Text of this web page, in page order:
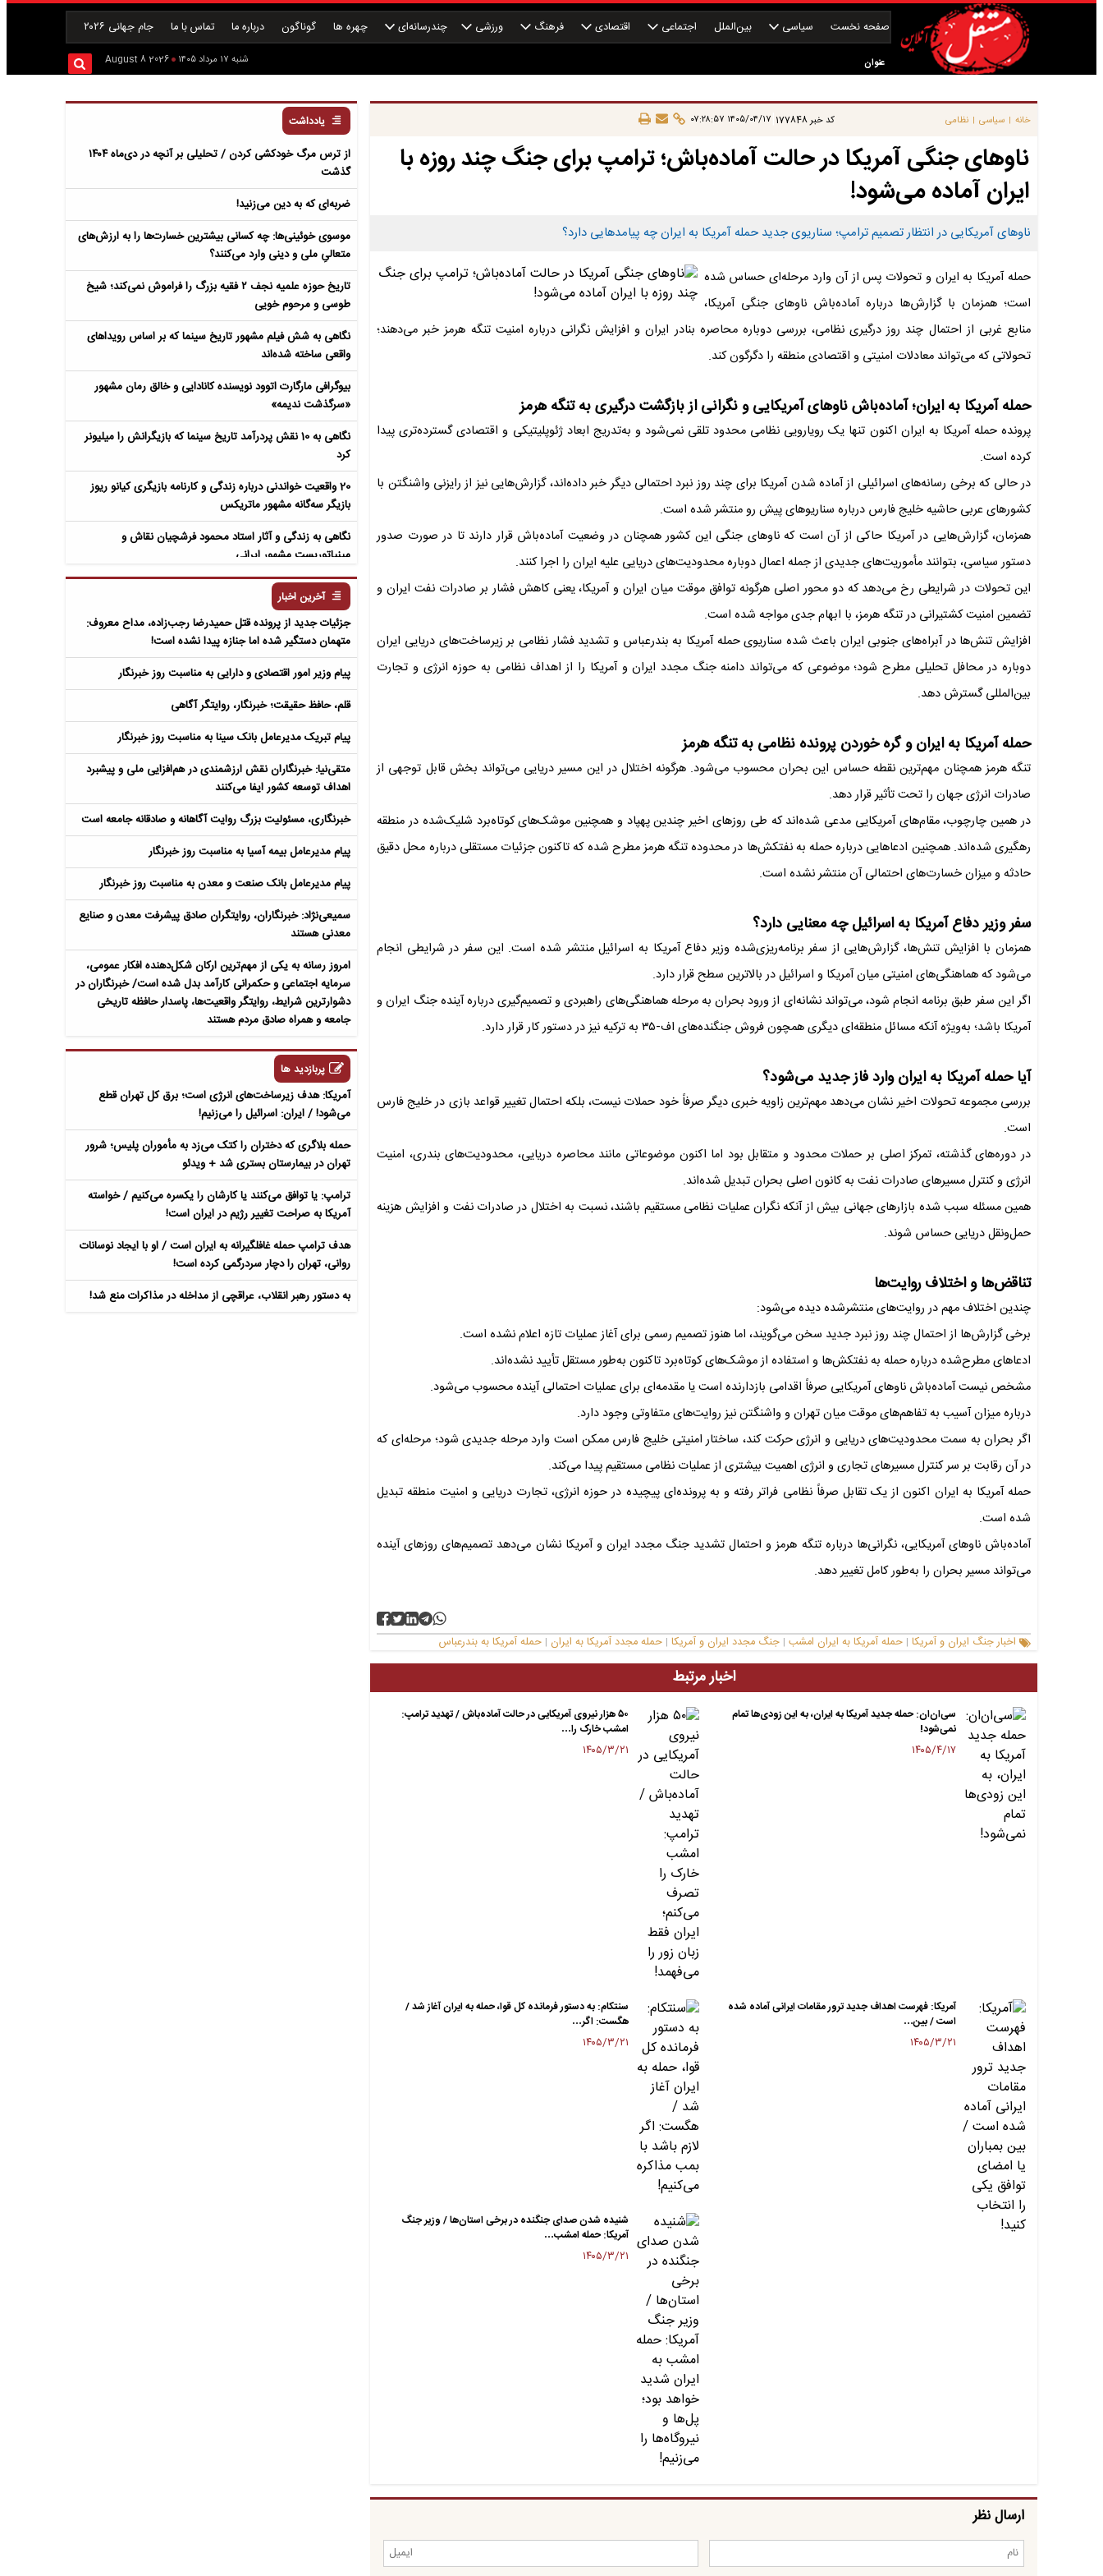
صفحه نخست سیاسی بین‌الملل اجتماعی اقتصادی فرهنگ ورزشی چندرسانه‌ای چهره ها گوناگون درباره ما تماس با ما جام جهانی ۲۰۲۶
عنوان شنبه ۱۷ مرداد ۱۴۰۵ 2026 August 8
خانه | سیاسی | نظامی کد خبر177848 ۱۴۰۵/۰۴/۱۷ ۰۷:۲۸:۵۷
ناوهای جنگی آمریکا در حالت آماده‌باش؛ ترامپ برای جنگ چند روزه با
ایران آماده می‌شود!
ناوهای آمریکایی در انتظار تصمیم ترامپ؛ سناریوی جدید حمله آمریکا به ایران چه پیامدهایی دارد؟
حمله آمریکا به ایران و تحولات پس از آن وارد مرحله‌ای حساس شده
است؛ همزمان با گزارش‌ها درباره آماده‌باش ناوهای جنگی آمریکا،
منابع غربی از احتمال چند روز درگیری نظامی، بررسی دوباره محاصره بنادر ایران و افزایش نگرانی درباره امنیت تنگه هرمز خبر می‌دهند؛
تحولاتی که می‌تواند معادلات امنیتی و اقتصادی منطقه را دگرگون کند.
حمله آمریکا به ایران؛ آماده‌باش ناوهای آمریکایی و نگرانی از بازگشت درگیری به تنگه هرمز
پرونده حمله آمریکا به ایران اکنون تنها یک رویارویی نظامی محدود تلقی نمی‌شود و به‌تدریج ابعاد ژئوپلیتیکی و اقتصادی گسترده‌تری پیدا
کرده است.
در حالی که برخی رسانه‌های اسرائیلی از آماده شدن آمریکا برای چند روز نبرد احتمالی دیگر خبر داده‌اند، گزارش‌هایی نیز از رایزنی واشنگتن با
کشورهای عربی حاشیه خلیج فارس درباره سناریوهای پیش رو منتشر شده است.
همزمان، گزارش‌هایی در آمریکا حاکی از آن است که ناوهای جنگی این کشور همچنان در وضعیت آماده‌باش قرار دارند تا در صورت صدور
دستور سیاسی، بتوانند مأموریت‌های جدیدی از جمله اعمال دوباره محدودیت‌های دریایی علیه ایران را اجرا کنند.
این تحولات در شرایطی رخ می‌دهد که دو محور اصلی هرگونه توافق موقت میان ایران و آمریکا، یعنی کاهش فشار بر صادرات نفت ایران و
تضمین امنیت کشتیرانی در تنگه هرمز، با ابهام جدی مواجه شده است.
افزایش تنش‌ها در آبراه‌های جنوبی ایران باعث شده سناریوی حمله آمریکا به بندرعباس و تشدید فشار نظامی بر زیرساخت‌های دریایی ایران
دوباره در محافل تحلیلی مطرح شود؛ موضوعی که می‌تواند دامنه جنگ مجدد ایران و آمریکا را از اهداف نظامی به حوزه انرژی و تجارت
بین‌المللی گسترش دهد.
حمله آمریکا به ایران و گره خوردن پرونده نظامی به تنگه هرمز
تنگه هرمز همچنان مهم‌ترین نقطه حساس این بحران محسوب می‌شود. هرگونه اختلال در این مسیر دریایی می‌تواند بخش قابل توجهی از
صادرات انرژی جهان را تحت تأثیر قرار دهد.
در همین چارچوب، مقام‌های آمریکایی مدعی شده‌اند که طی روزهای اخیر چندین پهپاد و همچنین موشک‌های کوتاه‌برد شلیک‌شده در منطقه
رهگیری شده‌اند. همچنین ادعاهایی درباره حمله به نفتکش‌ها در محدوده تنگه هرمز مطرح شده که تاکنون جزئیات مستقلی درباره محل دقیق
حادثه و میزان خسارت‌های احتمالی آن منتشر نشده است.
سفر وزیر دفاع آمریکا به اسرائیل چه معنایی دارد؟
همزمان با افزایش تنش‌ها، گزارش‌هایی از سفر برنامه‌ریزی‌شده وزیر دفاع آمریکا به اسرائیل منتشر شده است. این سفر در شرایطی انجام
می‌شود که هماهنگی‌های امنیتی میان آمریکا و اسرائیل در بالاترین سطح قرار دارد.
اگر این سفر طبق برنامه انجام شود، می‌تواند نشانه‌ای از ورود بحران به مرحله هماهنگی‌های راهبردی و تصمیم‌گیری درباره آینده جنگ ایران و
آمریکا باشد؛ به‌ویژه آنکه مسائل منطقه‌ای دیگری همچون فروش جنگنده‌های اف-۳۵ به ترکیه نیز در دستور کار قرار دارد.
آیا حمله آمریکا به ایران وارد فاز جدید می‌شود؟
بررسی مجموعه تحولات اخیر نشان می‌دهد مهم‌ترین زاویه خبری دیگر صرفاً خود حملات نیست، بلکه احتمال تغییر قواعد بازی در خلیج فارس
است.
در دوره‌های گذشته، تمرکز اصلی بر حملات محدود و متقابل بود اما اکنون موضوعاتی مانند محاصره دریایی، محدودیت‌های بندری، امنیت
انرژی و کنترل مسیرهای صادرات نفت به کانون اصلی بحران تبدیل شده‌اند.
همین مسئله سبب شده بازارهای جهانی بیش از آنکه نگران عملیات نظامی مستقیم باشند، نسبت به اختلال در صادرات نفت و افزایش هزینه
حمل‌ونقل دریایی حساس شوند.
تناقض‌ها و اختلاف روایت‌ها
چندین اختلاف مهم در روایت‌های منتشرشده دیده می‌شود:
برخی گزارش‌ها از احتمال چند روز نبرد جدید سخن می‌گویند، اما هنوز تصمیم رسمی برای آغاز عملیات تازه اعلام نشده است.
ادعاهای مطرح‌شده درباره حمله به نفتکش‌ها و استفاده از موشک‌های کوتاه‌برد تاکنون به‌طور مستقل تأیید نشده‌اند.
مشخص نیست آماده‌باش ناوهای آمریکایی صرفاً اقدامی بازدارنده است یا مقدمه‌ای برای عملیات احتمالی آینده محسوب می‌شود.
درباره میزان آسیب به تفاهم‌های موقت میان تهران و واشنگتن نیز روایت‌های متفاوتی وجود دارد.
اگر بحران به سمت محدودیت‌های دریایی و انرژی حرکت کند، ساختار امنیتی خلیج فارس ممکن است وارد مرحله جدیدی شود؛ مرحله‌ای که
در آن رقابت بر سر کنترل مسیرهای تجاری و انرژی اهمیت بیشتری از عملیات نظامی مستقیم پیدا می‌کند.
حمله آمریکا به ایران اکنون از یک تقابل صرفاً نظامی فراتر رفته و به پرونده‌ای پیچیده در حوزه انرژی، تجارت دریایی و امنیت منطقه تبدیل
شده است.
آماده‌باش ناوهای آمریکایی، نگرانی‌ها درباره تنگه هرمز و احتمال تشدید جنگ مجدد ایران و آمریکا نشان می‌دهد تصمیم‌های روزهای آینده
می‌تواند مسیر بحران را به‌طور کامل تغییر دهد.
اخبار جنگ ایران و آمریکا | حمله آمریکا به ایران امشب | جنگ مجدد ایران و آمریکا | حمله مجدد آمریکا به ایران | حمله آمریکا به بندرعباس
اخبار مرتبط
سی‌ان‌ان: حمله جدید آمریکا به ایران، به این زودی‌ها تمام
نمی‌شود!
۱۴۰۵/۴/۱۷
۵۰ هزار نیروی آمریکایی در حالت آماده‌باش / تهدید ترامپ:
امشب خارک را…
۱۴۰۵/۳/۲۱
آمریکا: فهرست اهداف جدید ترور مقامات ایرانی آماده شده
است / بین…
۱۴۰۵/۳/۲۱
سنتکام: به دستور فرمانده کل قوا، حمله به ایران آغاز شد /
هگست: اگر…
۱۴۰۵/۳/۲۱
شنیده شدن صدای جنگنده در برخی استان‌ها / وزیر جنگ
آمریکا: حمله امشب…
۱۴۰۵/۳/۲۱
ارسال نظر
یادداشت
از ترس مرگ خودکشی کردن / تحلیلی بر آنچه در دی‌ماه ۱۴۰۴
گذشت
ضربه‌ای که به دین می‌زنید!
موسوی خوئینی‌ها: چه کسانی بیشترین خسارت‌ها را به ارزش‌های
متعالیِ ملی و دینی وارد می‌کنند؟
تاریخ حوزه علمیه نجف ۲ فقیه بزرگ را فراموش نمی‌کند؛ شیخ
طوسی و مرحوم خویی
نگاهی به شش فیلم مشهور تاریخ سینما که بر اساس رویداهای
واقعی ساخته شده‌اند
بیوگرافی مارگارت اتوود نویسنده کانادایی و خالق رمان مشهور
«سرگذشت ندیمه»
نگاهی به 10 نقش پردرآمد تاریخ سینما که بازیگرانش را میلیونر
کرد
20 واقعیت خواندنی درباره زندگی و کارنامه بازیگری کیانو ریوز
بازیگر سه‌گانه مشهور ماتریکس
نگاهی به زندگی و آثار استاد محمود فرشچیان نقاش و
مینیاتوریست مشهور ایرانی
نگاهی به زندگی و آثار عباس معروفی نویسنده ایرانی و خالق رمان
سمفونی مردگان
آخرین اخبار
جزئیات جدید از پرونده قتل حمیدرضا رجب‌زاده، مداح معروف:
متهمان دستگیر شده اما جنازه پیدا نشده است!
پیام وزیر امور اقتصادی و دارایی به مناسبت روز خبرنگار
قلم، حافظ حقیقت؛ خبرنگار، روایتگر آگاهی
پیام تبریک مدیرعامل بانک سینا به مناسبت روز خبرنگار
متقی‌نیا: خبرنگاران نقش ارزشمندی در هم‌افزایی ملی و پیشبرد
اهداف توسعه کشور ایفا می‌کنند
خبرنگاری، مسئولیت بزرگ روایت آگاهانه و صادقانه جامعه است
پیام مدیرعامل بیمه آسیا به مناسبت روز خبرنگار
پیام مدیرعامل بانک صنعت و معدن به مناسبت روز خبرنگار
سمیعی‌نژاد: خبرنگاران، روایتگران صادق پیشرفت معدن و صنایع
معدنی هستند
امروز رسانه به یکی از مهم‌ترین ارکان شکل‌دهنده افکار عمومی،
سرمایه اجتماعی و حکمرانی کارآمد بدل شده است/ خبرنگاران در
دشوارترین شرایط، روایتگر واقعیت‌ها، پاسدار حافظه تاریخی
جامعه و همراه صادق مردم هستند
پربازدید ها
آمریکا: هدف زیرساخت‌های انرژی است؛ برق کل تهران قطع
می‌شود! / ایران: اسرائیل را می‌زنیم!
حمله بلاگری که دختران را کتک می‌زد به مأموران پلیس؛ شرور
تهران در بیمارستان بستری شد + ویدئو
ترامپ: یا توافق می‌کنند یا کارشان را یکسره می‌کنیم / خواسته
آمریکا به صراحت تغییر رژیم در ایران است!
هدف ترامپ حمله غافلگیرانه به ایران است / او با ایجاد نوسانات
روانی، تهران را دچار سردرگمی کرده است!
به دستور رهبر انقلاب، عراقچی از مداخله در مذاکرات منع شد!